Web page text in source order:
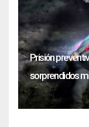
Prisión
sorprendidos